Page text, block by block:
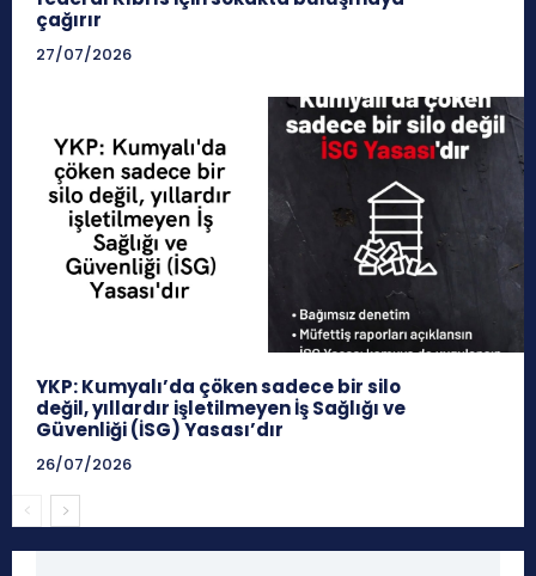
çağırır
27/07/2026
YKP: Kumyalı’da çöken sadece bir silo
değil, yıllardır işletilmeyen İş Sağlığı ve
Güvenliği (İSG) Yasası’dır
26/07/2026